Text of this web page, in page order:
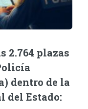
2.764 plazas
dentro de la
del Estado: